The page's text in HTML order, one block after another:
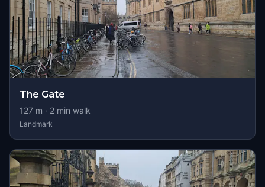
The Gate
127 m · 2 min walk
Landmark